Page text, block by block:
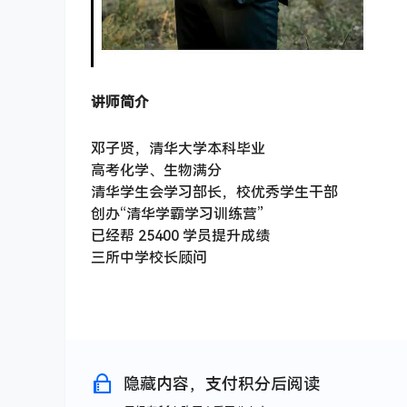
讲师简介
邓子贤，清华大学本科毕业
高考化学、生物满分
清华学生会学习部长，校优秀学生干部
创办“清华学霸学习训练营”
已经帮 25400 学员提升成绩
三所中学校长顾问
隐藏内容，支付积分后阅读